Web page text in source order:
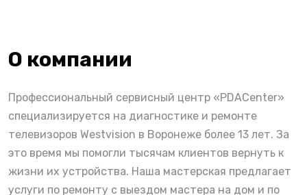
О компании
Профессиональный сервисный центр «PDACenter»
специализируется на диагностике и ремонте
телевизоров Westvision в Воронеже более 13 лет. За
это время мы помогли тысячам клиентов вернуть к
жизни их устройства. Наша мастерская предлагает
услуги по ремонту с выездом мастера на дом и по